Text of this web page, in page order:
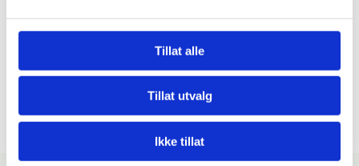
Tillat alle
Tillat utvalg
Ikke tillat
2007-2008 Ellen Bromstad Myrvold
Andrew David Walton
1996-1997 Ole Sagen